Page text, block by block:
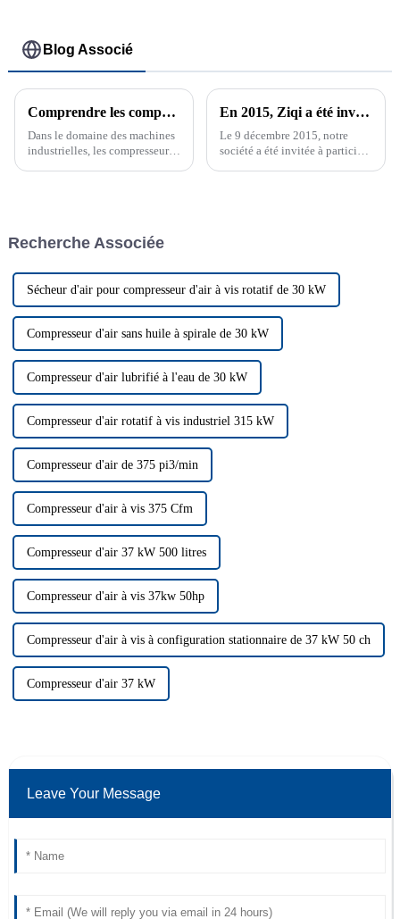
Blog Associé
Comprendre les compresseurs à vis à injection d'huile : fonctionnalité et objectif
Dans le domaine des machines
industrielles, les compresseurs
Parmi les différents types ...
En 2015, Ziqi a été invité à participer à la Pragati Maidan Global Industry Expo à New Delhi
Le 9 décembre 2015, notre
société a été invitée à participer
Recherche Associée
Sécheur d'air pour compresseur d'air à vis rotatif de 30 kW
Compresseur d'air sans huile à spirale de 30 kW
Compresseur d'air lubrifié à l'eau de 30 kW
Compresseur d'air rotatif à vis industriel 315 kW
Compresseur d'air de 375 pi3/min
Compresseur d'air à vis 375 Cfm
Compresseur d'air 37 kW 500 litres
Compresseur d'air à vis 37kw 50hp
Compresseur d'air à vis à configuration stationnaire de 37 kW 50 ch
Compresseur d'air 37 kW
Leave Your Message